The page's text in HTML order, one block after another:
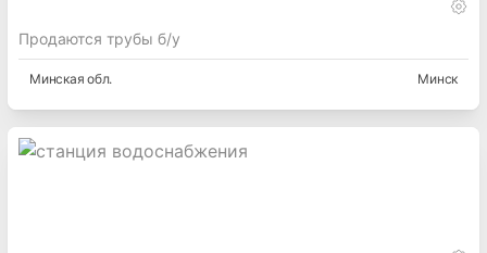
Продаются трубы б/у
Минская обл. Минск